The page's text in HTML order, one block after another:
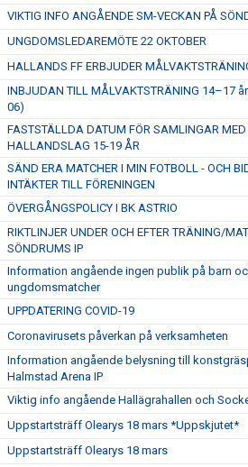
VIKTIG INFO ANGÅENDE SM-VECKAN PÅ
UNGDOMSLEDAREMÖTE 22 OKTOBER
HALLANDS FF ERBJUDER
INBJUDAN TILL MÅLVAKTSTRÄNING 14–17
06)
FASTSTÄLLDA DATUM FÖR SAMLINGAR
HALLANDSLAG 15-19 ÅR
SÄND ERA MATCHER I MIN FOTBOLL - OCH
INTÄKTER TILL FÖRENINGEN
ÖVERGÅNGSPOLICY I BK ASTRIO
RIKTLINJER UNDER OCH EFTER TRÄNING/
SÖNDRUMS IP
Information angående ingen publik på barn
ungdomsmatcher
UPPDATERING COVID-19
Coronavirusets påverkan på verksamheten
Information angående belysning till
Halmstad Arena IP
Viktig info angående Hallägrahallen och
Uppstartsträff Olearys 18 mars *Uppskjutet*
Uppstartsträff Olearys 18 mars